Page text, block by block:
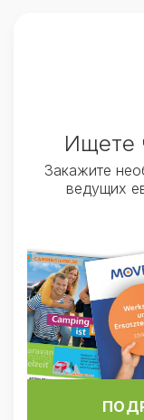
Ищете
Закажите
ведущих